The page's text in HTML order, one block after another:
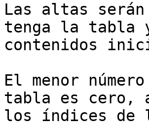
Las altas serán
tenga la tabla
contenidos
El menor
tabla es cero,
los índices